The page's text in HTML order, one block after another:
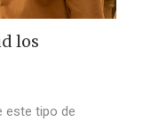
los
este tipo de